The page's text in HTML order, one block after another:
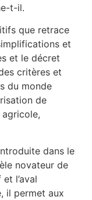
t-il.
que retrace
et
et le décret
critères et
du monde
de
agricole,
dans le
novateur de
l’aval
il permet aux